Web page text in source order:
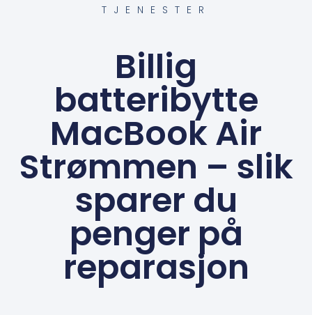
TJENESTER
Billig
batteribytte
MacBook Air
Strømmen – slik
sparer du
penger på
reparasjon